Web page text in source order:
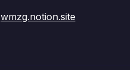
wmzg.notion.site